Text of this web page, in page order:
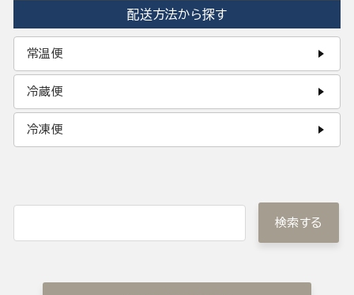
配送方法から探す
常温便
冷蔵便
冷凍便
検索する